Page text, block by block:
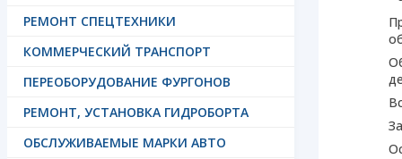
РЕМОНТ СПЕЦТЕХНИКИ
КОММЕРЧЕСКИЙ ТРАНСПОРТ
ПЕРЕОБОРУДОВАНИЕ ФУРГОНОВ
РЕМОНТ, УСТАНОВКА ГИДРОБОРТА
ОБСЛУЖИВАЕМЫЕ МАРКИ АВТО